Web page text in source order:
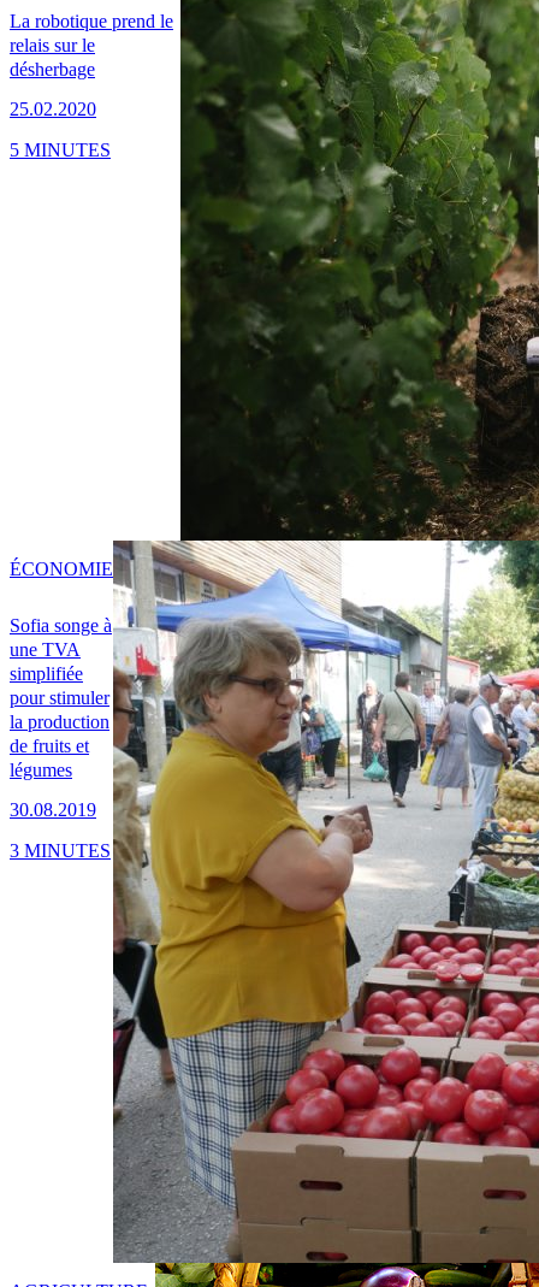
La robotique prend le
relais sur le
désherbage
25.02.2020
5 MINUTES
Sofia songe à
une TVA
simplifiée
pour stimuler
la production
de fruits et
légumes
30.08.2019
ÉCONOMIE
3 MINUTES